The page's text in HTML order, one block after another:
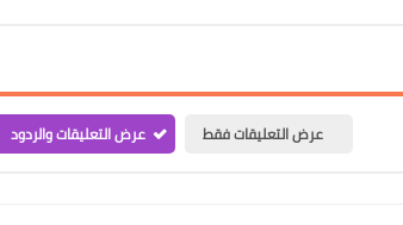
عرض التعليقات فقط عرض التعليقات والردود